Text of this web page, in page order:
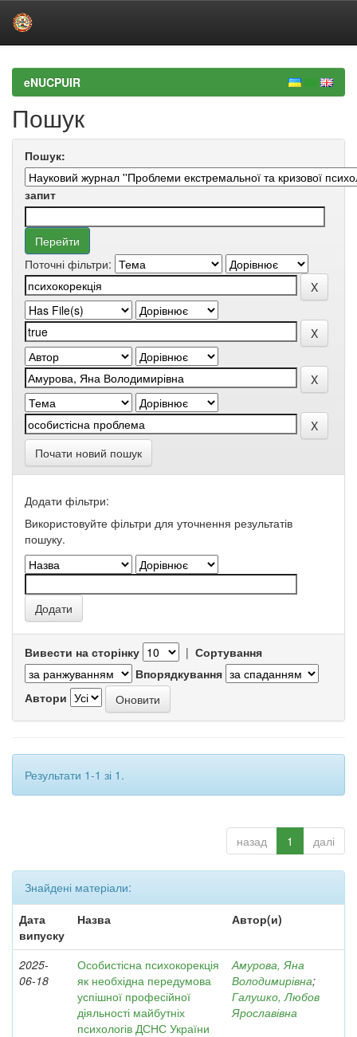
navigationeNUCPUIR
Пошук
Пошук:
запит
Поточні фільтри:
Почати новий пошук
Додати фільтри:
Використовуйте фільтри для уточнення результатів
пошуку.
Вивести на сторінку | Сортування
Впорядкування
Автори
Результати 1-1 зі 1.
назад 1 далі
Знайдені матеріали:
Дата
випуску
Назва Автор(и)
2025-
06-18
Особистісна психокорекція
як необхідна передумова
успішної професійної
діяльності майбутніх
психологів ДСНС України
Амурова, Яна
Володимирівна;
Галушко, Любов
Ярославівна